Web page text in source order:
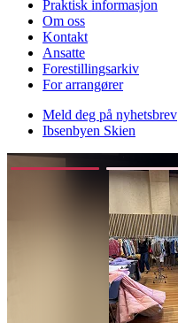
Praktisk informasjon
Om oss
Kontakt
Ansatte
Forestillingsarkiv
For arrangører
Meld deg på nyhetsbrev
Ibsenbyen Skien